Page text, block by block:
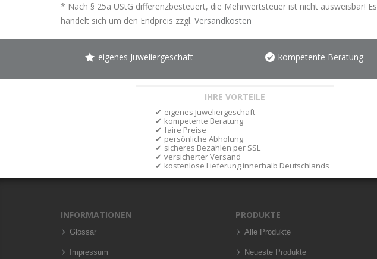
* Nach § 25a UStG differenzbesteuert, die Mehrwertsteuer ist nicht ausweisbar! Es
handelt sich um den Endpreis zzgl. Versandkosten
eigenes Juweliergeschäft kompetente Beratung
IHRE VORTEILE
eigenes Juweliergeschäft
kompetente Beratung
faire Preise
persönliche Abholung
sicheres Bezahlen per SSL
versicherter Versand
kostenlose Lieferung innerhalb Deutschlands
INFORMATIONEN
Glossar
Impressum
PRODUKTE
Alle Produkte
Neueste Produkte